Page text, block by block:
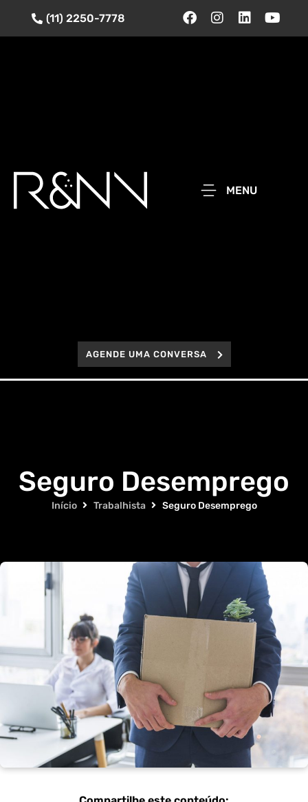
(11) 2250-7778
MENU
AGENDE UMA CONVERSA
Seguro Desemprego
Início Trabalhista Seguro Desemprego